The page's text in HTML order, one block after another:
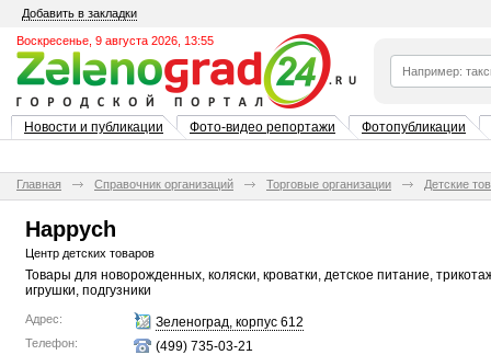
Добавить в закладки
Воскресенье, 9 августа 2026, 13:55
Новости и публикации Фото-видео репортажи Фотопубликации
Главная Справочник организаций Торговые организации Детские
Happych
Центр детских товаров
Товары для новорожденных, коляски, кроватки, детское питание,
игрушки, подгузники
Адрес: Зеленоград, корпус 612
Телефон: (499) 735-03-21